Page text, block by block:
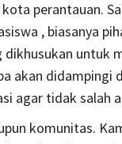
perantauan.
, biasanya
untuk
akan didampingi
agar tidak salah
komunitas.